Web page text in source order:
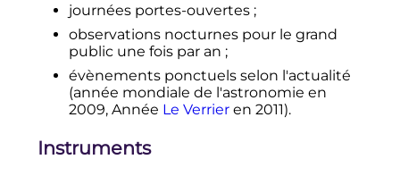
journées portes-ouvertes ;
observations nocturnes pour le grand
public une fois par an ;
évènements ponctuels selon l'actualité
(année mondiale de l'astronomie en
2009, Année Le Verrieren 2011).
Instruments